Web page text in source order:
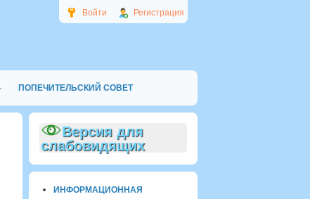
Войти Регистрация
ПОПЕЧИТЕЛЬСКИЙ СОВЕТ
Версия для
слабовидящих
ИНФОРМАЦИОННАЯ